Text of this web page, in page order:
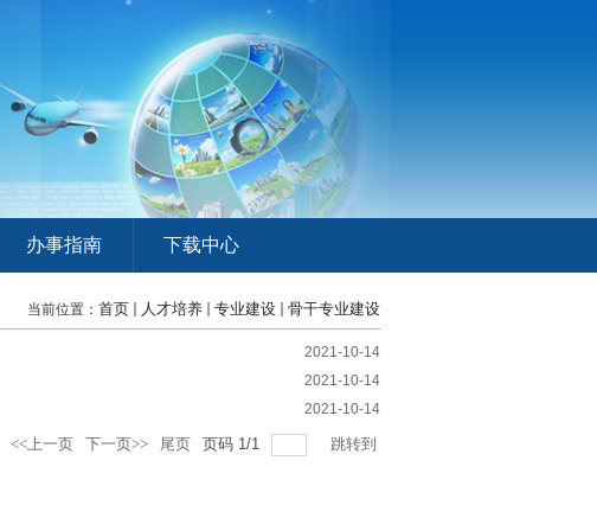
办事指南 下载中心
当前位置： 首页 人才培养 专业建设 骨干专业建设
2021-10-14
2021-10-14
2021-10-14
<<上一页 下一页>> 尾页 页码 1/1 跳转到